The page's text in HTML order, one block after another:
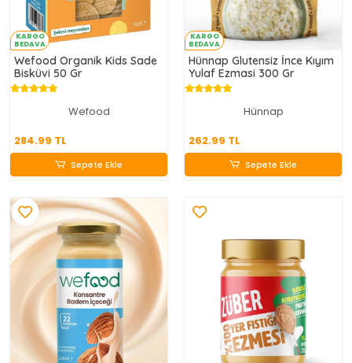
KARGO
BEDAVA
Wefood Organik Kids Sade
Bisküvi 50 Gr
Wefood
284.99 TL
284.99 TL
Sepete Ekle
KARGO
BEDAVA
Hünnap Glutensiz İnce Kıyım
Yulaf Ezmasi 300 Gr
Hünnap
262.99 TL
262.99 TL
Sepete Ekle